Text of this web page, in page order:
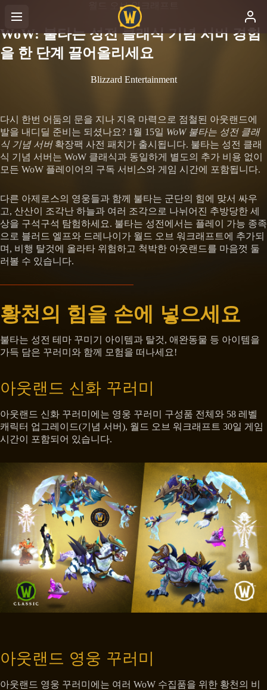
월드 오브 워크래프트
WoW: 불타는 성전 클래식 기념 서버 경험
을 한 단계 끌어올리세요
Blizzard Entertainment
다시 한번 어둠의 문을 지나 지옥 마력으로 점철된 아웃랜드에
발을 내디딜 준비는 되셨나요? 1월 15일 WoW 불타는 성전 클래
식 기념 서버확장팩 사전 패치가 출시됩니다. 불타는 성전 클래
식 기념 서버는 WoW 클래식과 동일하게 별도의 추가 비용 없이
모든 WoW 플레이어의 구독 서비스와 게임 시간에 포함됩니다.
다른 아제로스의 영웅들과 함께 불타는 군단의 힘에 맞서 싸우
고, 산산이 조각난 하늘과 여러 조각으로 나뉘어진 추방당한 세
상을 구석구석 탐험하세요. 불타는 성전에서는 플레이 가능 종족
으로 블러드 엘프와 드레나이가 월드 오브 워크래프트에 추가되
며, 비행 탈것에 올라타 위험하고 척박한 아웃랜드를 마음껏 둘
러볼 수 있습니다.
황천의 힘을 손에 넣으세요
불타는 성전 테마 꾸미기 아이템과 탈것, 애완동물 등 아이템을
가득 담은 꾸러미와 함께 모험을 떠나세요!
아웃랜드 신화 꾸러미
아웃랜드 신화 꾸러미에는 영웅 꾸러미 구성품 전체와 58 레벨
캐릭터 업그레이드(기념 서버), 월드 오브 워크래프트 30일 게임
시간이 포함되어 있습니다.
아웃랜드 영웅 꾸러미
아웃랜드 영웅 꾸러미에는 여러 WoW 수집품을 위한 황천의 비